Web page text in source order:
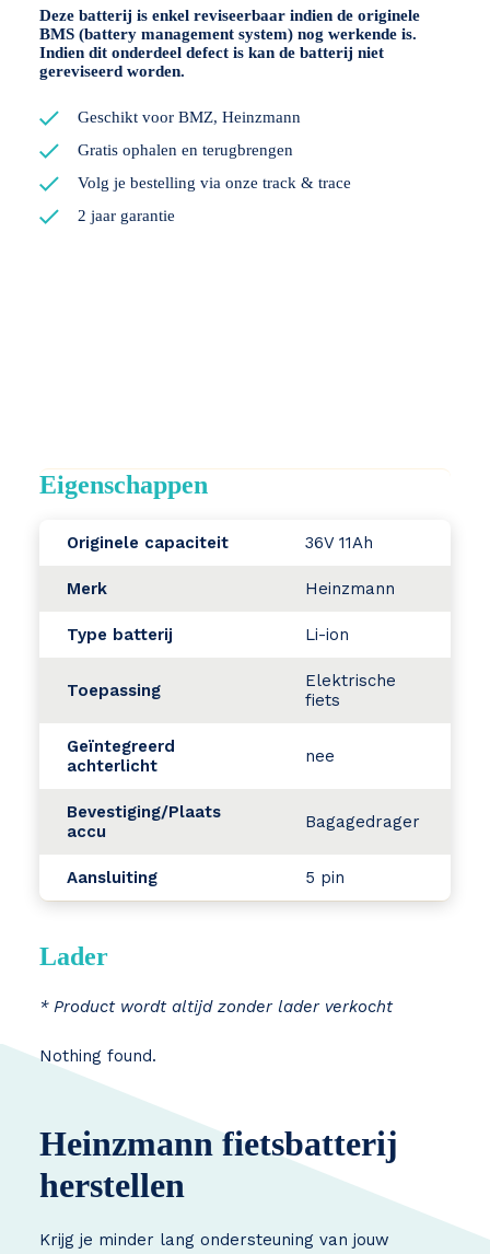
Menge
Deze batterij is enkel reviseerbaar indien de originele
BMS (battery management system) nog werkende is.
Indien dit onderdeel defect is kan de batterij niet
gereviseerd worden.
Geschikt voor BMZ, Heinzmann
Gratis ophalen en terugbrengen
Volg je bestelling via onze track & trace
2 jaar garantie
Eigenschappen
Originele capaciteit 36V 11Ah
Merk Heinzmann
Type batterij Li-ion
Toepassing
Elektrische
fiets
Geïntegreerd
achterlicht
nee
Bevestiging/Plaats
accu
Bagagedrager
Aansluiting 5 pin
Lader
* Product wordt altijd zonder lader verkocht
Nothing found.
Heinzmann fietsbatterij
herstellen
Krijg je minder lang ondersteuning van jouw